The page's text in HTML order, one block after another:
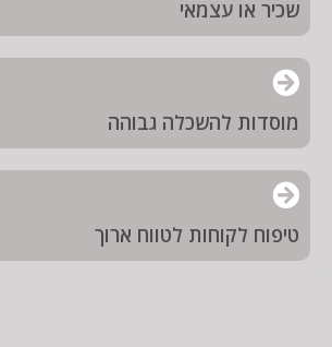
שכיר או עצמאי
מוסדות להשכלה גבוהה
טיפוח לקוחות לטווח ארוך